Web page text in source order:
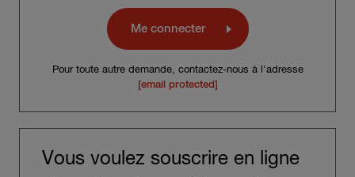
Me connecter
Pour toute autre demande, contactez-nous à l'adresse
[email protected]
Vous voulez souscrire en ligne